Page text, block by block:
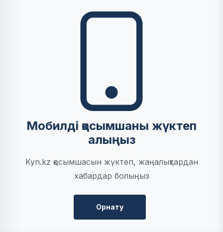
Мобилді қосымшаны жүктеп
алыңыз
Kyn.kz қосымшасын жүктеп, жаңалықтардан
хабардар болыңыз
Орнату